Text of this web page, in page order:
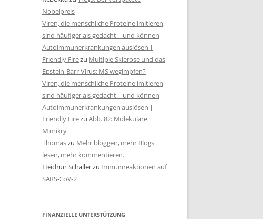
Nobelpreis
Viren, die menschliche Proteine imitieren,
sind häufiger als gedacht – und können
Autoimmunerkrankungen auslösen |
Friendly Firezu Multiple Sklerose und das
Epstein-Barr-Virus: MS wegimpfen?
Viren, die menschliche Proteine imitieren,
sind häufiger als gedacht – und können
Autoimmunerkrankungen auslösen |
Friendly Firezu Abb. 82: Molekulare
Mimikry
Thomaszu Mehr bloggen, mehr Blogs
lesen, mehr kommentieren.
Heidrun Schallerzu Immunreaktionen auf
SARS-CoV-2
FINANZIELLE UNTERSTÜTZUNG